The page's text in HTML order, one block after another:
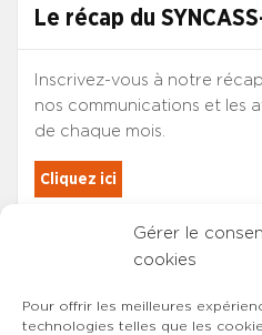
Gérer le
cookies
Pour offrir les meilleures
technologies telles que les
Le récap du
Inscrivez-vous à notre
nos communications et les
de chaque mois.
Cliquez ici
Les adhérents du
sont automatiquement